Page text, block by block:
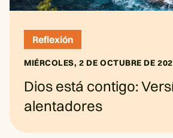
Reflexión
MIÉRCOLES, 2 DE OCTUBRE DE
Dios está contigo:
alentadores